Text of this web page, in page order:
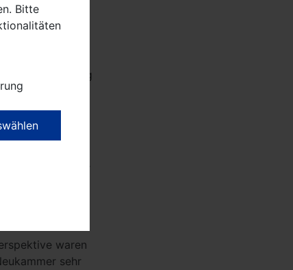
Bitte
einem
Ortsteil mit
Simone Elze
Die
Stadtverwaltung
anderen
Elze.
seit einiger
sondern
Meger
anderen
die letzte
waren
sehr